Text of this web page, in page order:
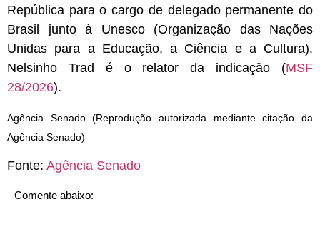
República para o cargo de delegado permanente do
Brasil junto à Unesco (Organização das Nações
Unidas para a Educação, a Ciência e a Cultura).
Nelsinho Trad é o relator da indicação (MSF
28/2026).
Agência Senado (Reprodução autorizada mediante citação da
Agência Senado)
Fonte: Agência Senado
Comente abaixo: